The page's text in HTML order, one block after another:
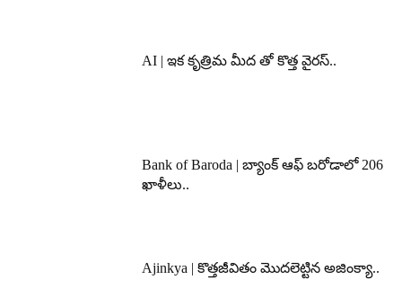
AI | ఇక కృత్రిమ మీద తో కొత్త వైరస్..
Bank of Baroda | బ్యాంక్‌ ఆఫ్‌ బరోడాలో 206
ఖాళీలు..
Ajinkya | కొత్తజీవితం మొదలెట్టిన అజింక్యా..